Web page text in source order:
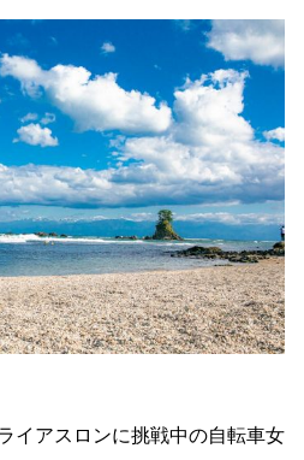
イアスロンに挑戦中の自転車女